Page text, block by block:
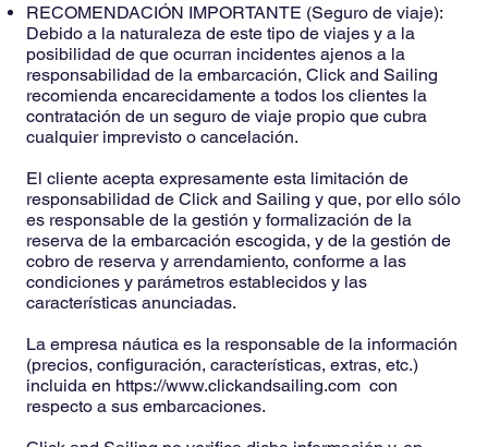
RECOMENDACIÓN IMPORTANTE (Seguro de viaje):
Debido a la naturaleza de este tipo de viajes y a la
posibilidad de que ocurran incidentes ajenos a la
responsabilidad de la embarcación, Click and Sailing
recomienda encarecidamente a todos los clientes la
contratación de un seguro de viaje propio que cubra
cualquier imprevisto o cancelación.
El cliente acepta expresamente esta limitación de
responsabilidad de Click and Sailing y que, por ello sólo
es responsable de la gestión y formalización de la
reserva de la embarcación escogida, y de la gestión de
cobro de reserva y arrendamiento, conforme a las
condiciones y parámetros establecidos y las
características anunciadas.
La empresa náutica es la responsable de la información
(precios, configuración, características, extras, etc.)
incluida en https://www.clickandsailing.com con
respecto a sus embarcaciones.